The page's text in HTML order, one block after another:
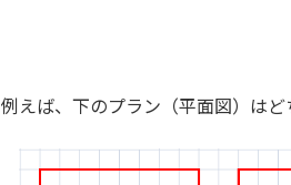
例えば、下のプラン（平面図）は